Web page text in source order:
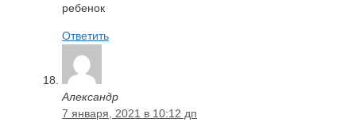
ребенок
Ответить
Александр
7 января, 2021 в 10:12 дп